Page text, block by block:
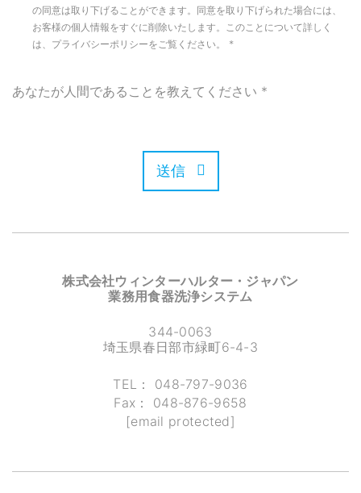
の同意は取り下げることができます。同意を取り下げられた場合には、
お客様の個人情報をすぐに削除いたします。このことについて詳しく
は、プライバシーポリシーをご覧ください。 *
あなたが人間であることを教えてください *
送信
株式会社ウィンターハルター・ジャパン
業務用食器洗浄システム
344-0063
埼玉県春日部市緑町6-4-3
TEL： 048-797-9036
Fax： 048-876-9658
[email protected]